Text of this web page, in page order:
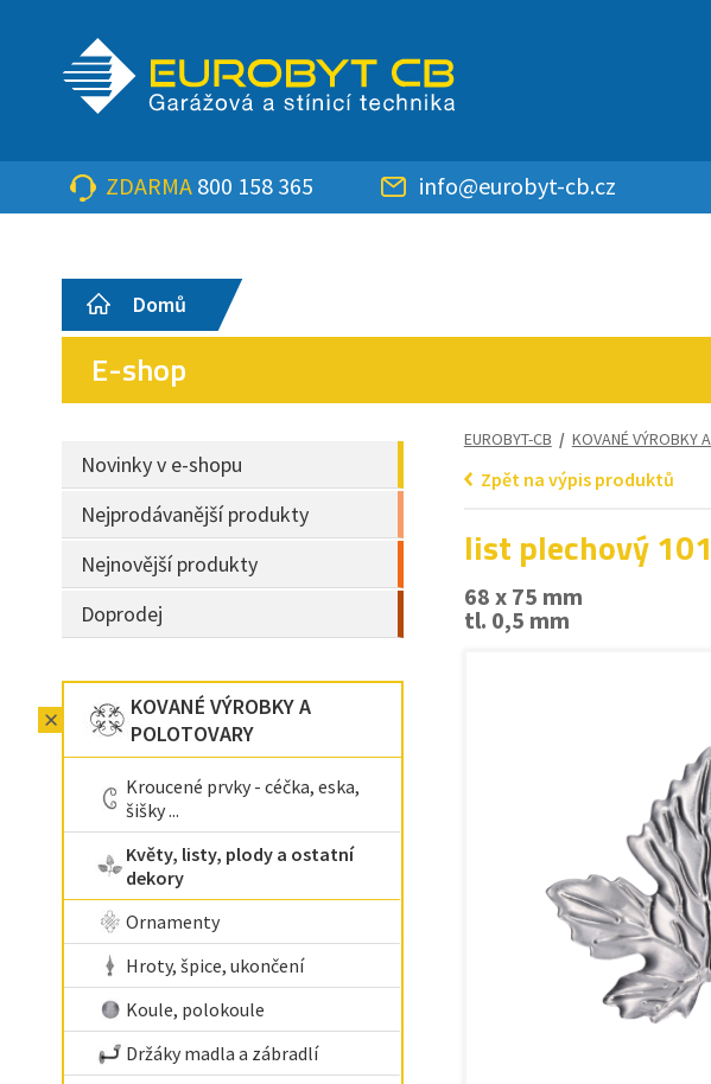
ZDARMA 800 158 365 info@eurobyt-cb.cz
Domů
E-shop
Novinky v e-shopu
Nejprodávanější produkty
Nejnovější produkty
Doprodej
KOVANÉ VÝROBKY A
POLOTOVARY
Kroucené prvky - céčka, eska,
šišky ...
Květy, listy, plody a ostatní
dekory
Ornamenty
Hroty, špice, ukončení
Koule, polokoule
Držáky madla a zábradlí
EUROBYT-CB / KOVANÉ VÝROBKY
Zpět na výpis produktů
list plechový
68 x 75 mm
tl. 0,5 mm